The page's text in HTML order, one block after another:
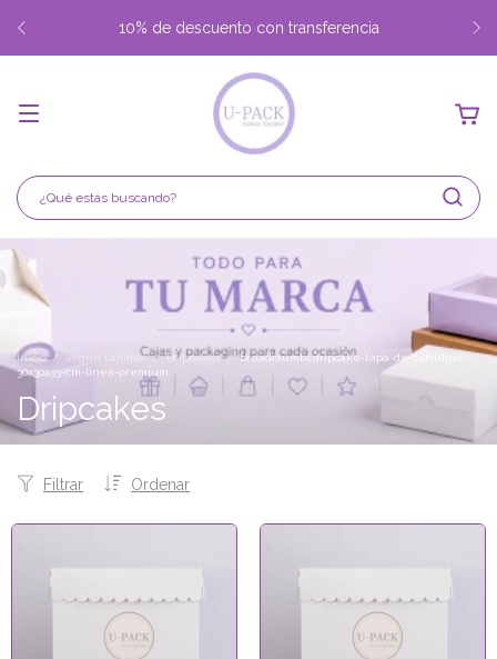
Aires
Inicio / Según utilidad / Dripcakes / breadcrumbs.dripcake-tapa-de-cartulina-
30x30x33-cm-linea-premium
Dripcakes
Ordenar
Filtrar